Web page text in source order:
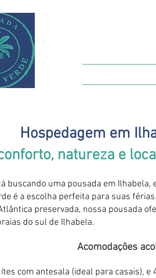
Hospedagem em
natureza e
buscando uma pousada em
é a escolha perfeita para suas
preservada, nossa pousada
do sul de Ilhabela.
Acomodações
com antesala (ideal para casais),